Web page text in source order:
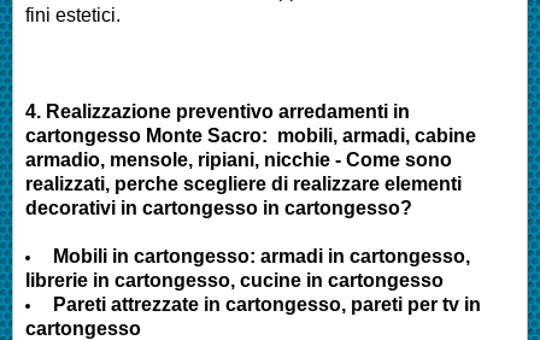
fini estetici.
4. Realizzazione preventivo arredamenti in
cartongesso Monte Sacro: mobili, armadi, cabine
armadio, mensole, ripiani, nicchie - Come sono
realizzati, perche scegliere di realizzare elementi
decorativi in cartongesso in cartongesso?
Mobili in cartongesso: armadi in cartongesso,
librerie in cartongesso, cucine in cartongesso
Pareti attrezzate in cartongesso, pareti per tv in
cartongesso